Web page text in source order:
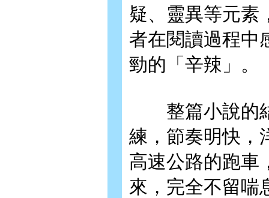
疑、靈異等元素
者在閱讀過程中
勁的「辛辣」。
整篇小說的結
練，節奏明快，
高速公路的跑車
來，完全不留喘